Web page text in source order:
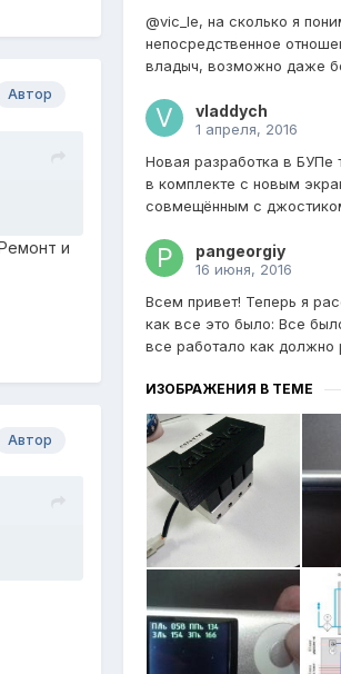
Автор
и
Автор
@vic_le, на сколько я
непосредственное
владыч, возможно даже
vladdych
1 апреля, 2016
Новая разработка в БУПе
в комплекте с новым
совмещённым с
pangeorgiy
16 июня, 2016
Всем привет! Теперь я
как все это было: Все
все работало как должно
ИЗОБРАЖЕНИЯ В ТЕМЕ